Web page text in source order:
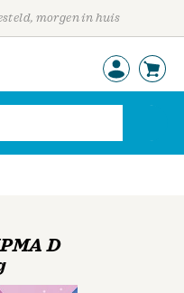
morgen in huis
D